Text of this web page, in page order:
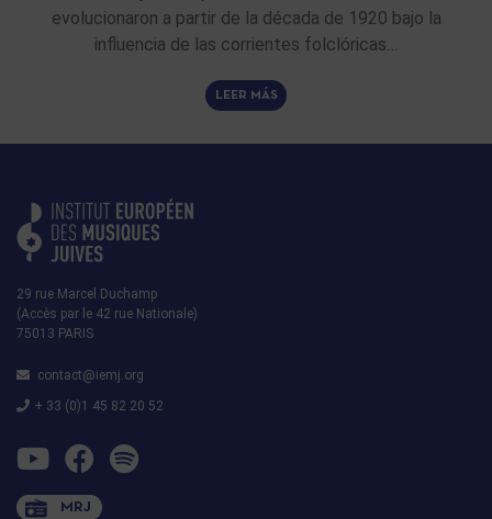
evolucionaron a partir de la década de 1920 bajo la
influencia de las corrientes folclóricas…
LEER MÁS
29 rue Marcel Duchamp
(Accès par le 42 rue Nationale)
75013 PARIS
contact@iemj.org
+ 33 (0)1 45 82 20 52
MRJ